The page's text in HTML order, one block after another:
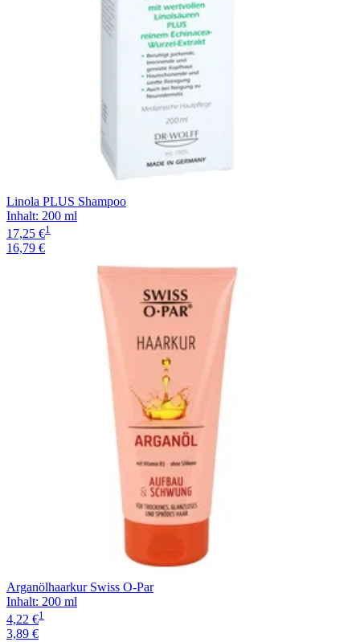
Linola PLUS Shampoo
Inhalt: 200 ml
17,25 €1
16,79 €
Arganölhaarkur Swiss O-Par
Inhalt: 200 ml
4,22 €1
3,89 €